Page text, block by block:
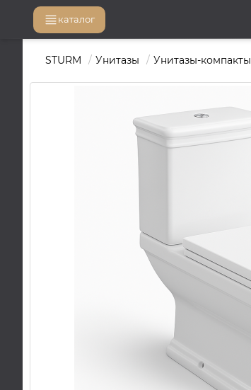
каталог
STURM Унитазы Унитазы-компакты